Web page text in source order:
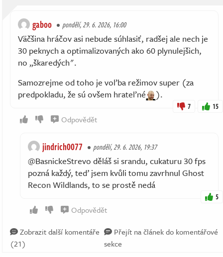
gaboo pondělí, 29. 6. 2026, 16:00
Väčšina hráčov asi nebude súhlasiť, radšej ale nech je
30 peknych a optimalizovaných ako 60 plynulejšich,
no „škaredých".
Samozrejme od toho je voľba režimov super (za
predpokladu, že sú ovšem hrateľné
).
7 15
Odpovědět
jindrich0077 pondělí, 29. 6. 2026, 19:37
@BasnickeStrevo děláš si srandu, cukaturu 30 fps
pozná každý, teď jsem kvůli tomu zavrhnul Ghost
Recon Wildlands, to se prostě nedá
5
Odpovědět
Zobrazit další komentáře
(21)
Přejít na článek do komentářové
sekce